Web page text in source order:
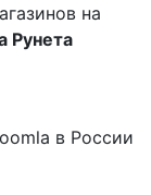
на
Рунета
в России